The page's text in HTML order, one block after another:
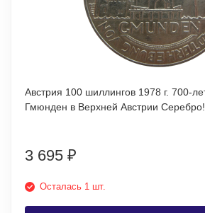
Австрия 100 шиллингов 1978 г. 700-летие города
Гмюнден в Верхней Австрии Серебро!
3 695 ₽
Осталась 1 шт.